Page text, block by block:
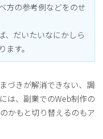
方の参考例などをのせ
、だいたいなにかしら
す。
づきが解消できない、調
は、副業でのWeb制作の
かもと切り替えるのもア